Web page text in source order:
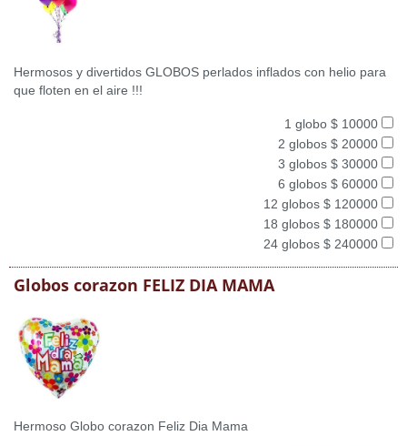
Hermosos y divertidos GLOBOS perlados inflados con helio para
que floten en el aire !!!
1 globo $ 10000
2 globos $ 20000
3 globos $ 30000
6 globos $ 60000
12 globos $ 120000
18 globos $ 180000
24 globos $ 240000
Globos corazon FELIZ DIA MAMA
Hermoso Globo corazon Feliz Dia Mama